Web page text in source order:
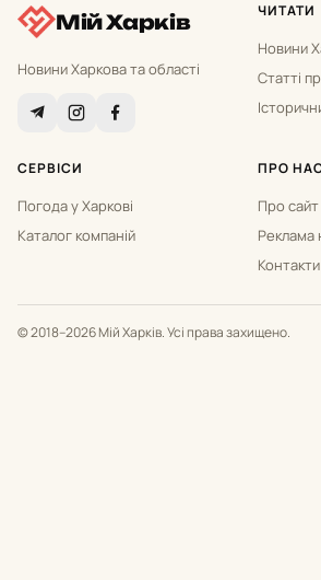
Мій Харків
Новини Харкова та області
ЧИТАТИ
Новини
Статті
СЕРВІСИ
Погода у Харкові
Каталог компаній
ПРО
Про сайт
Реклама
Контакти
© 2018–2026 Мій Харків. Усі права захищено.